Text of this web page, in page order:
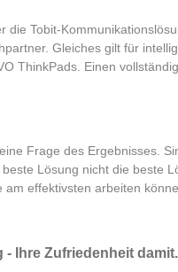
die Tobit-
Gleiches gilt für
ThinkPads. Einen
Frage des Ergebnisses.
Lösung nicht die beste
effektivsten arbeiten
Ihre Zufriedenheit damit.